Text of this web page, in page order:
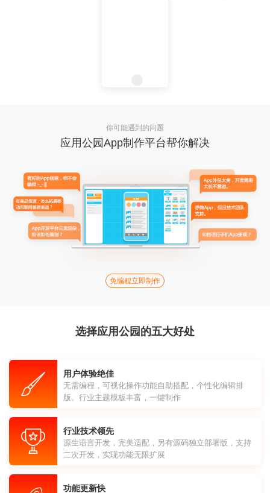
你可能遇到的问题
应用公园App制作平台帮你解决
免编程立即制作
选择应用公园的五大好处
用户体验绝佳
无需编程，可视化操作功能自助搭配，个性化编辑排
版。行业主题模板丰富，一键制作
行业技术领先
源生语言开发，完美适配，另有源码独立部署版，支持
二次开发，实现功能无限扩展
功能更新快